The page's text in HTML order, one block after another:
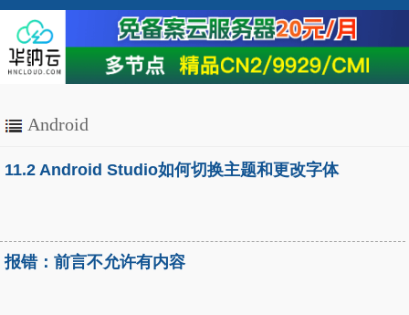
Android
11.2 Android Studio如何切换主题和更改字体
报错：前言不允许有内容